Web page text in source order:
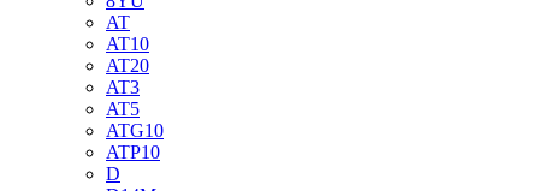
AT
AT10
AT20
AT3
AT5
ATG10
ATP10
D